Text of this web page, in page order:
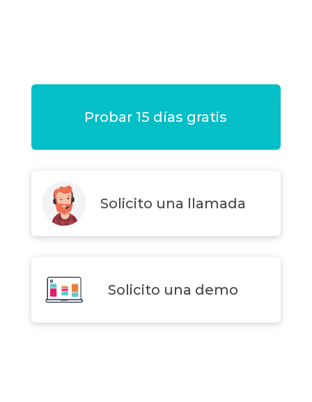
Probar 15 días gratis
Solicito una llamada
Solicito una demo